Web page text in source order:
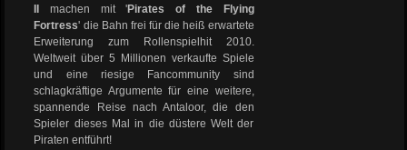
machen mit 'Pirates of the Flying
Fortress' die Bahn frei für die heiß erwartete
Erweiterung zum Rollenspielhit 2010.
Weltweit über 5 Millionen verkaufte Spiele
und eine riesige Fancommunity sind
schlagkräftige Argumente für eine weitere,
spannende Reise nach Antaloor, die den
Spieler dieses Mal in die düstere Welt der
Piraten entführt!